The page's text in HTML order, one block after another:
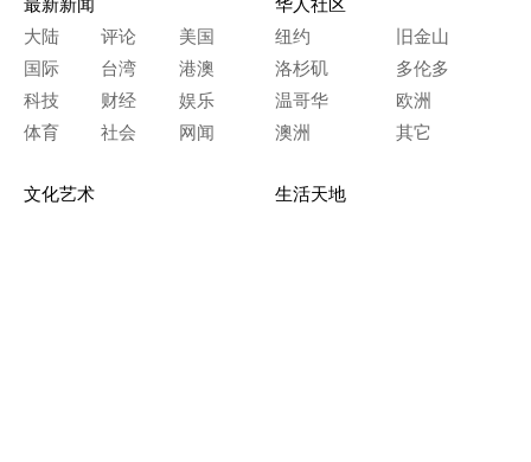
最新新闻
大陆
评论
美国
国际
台湾
港澳
科技
财经
娱乐
体育
社会 网闻
华人社区
纽约
旧金山
洛杉矶
多伦多
温哥华
欧洲
澳洲
其它
文化艺术
生活天地